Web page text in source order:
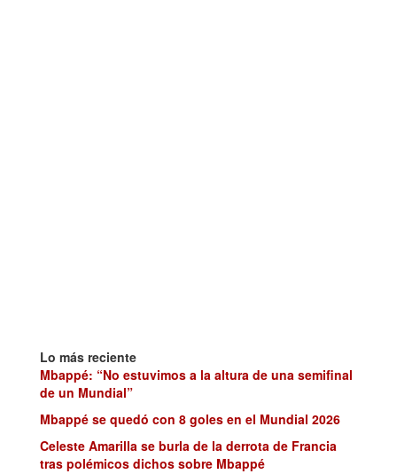
Lo más reciente
Mbappé: “No estuvimos a la altura de una semifinal
de un Mundial”
Mbappé se quedó con 8 goles en el Mundial 2026
Celeste Amarilla se burla de la derrota de Francia
tras polémicos dichos sobre Mbappé